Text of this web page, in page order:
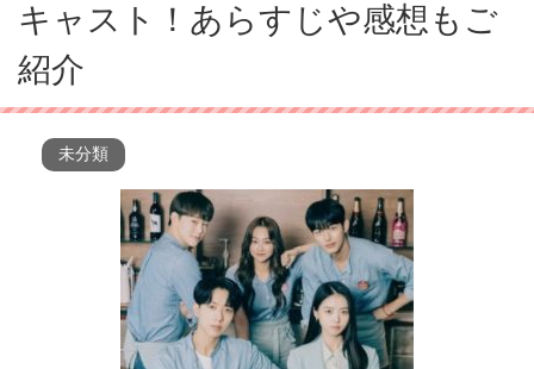
キャスト！あらすじや感想もご
紹介
未分類